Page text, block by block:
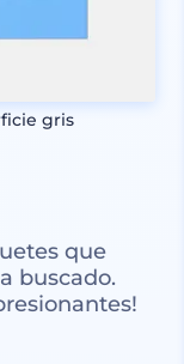
gris
que
buscado.